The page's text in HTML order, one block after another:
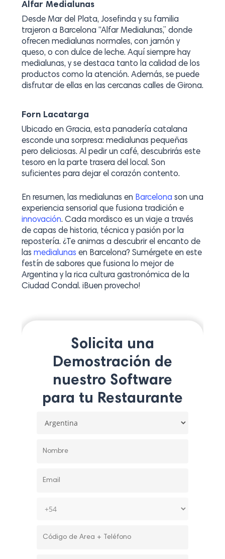
Alfar Medialunas
Desde Mar del Plata, Josefinda y su familia
trajeron a Barcelona “Alfar Medialunas,” donde
ofrecen medialunas normales, con jamón y
queso, o con dulce de leche. Aquí siempre hay
medialunas, y se destaca tanto la calidad de los
productos como la atención. Además, se puede
disfrutar de ellas en las cercanas calles de Girona.
Forn Lacatarga
Ubicado en Gracia, esta panadería catalana
esconde una sorpresa: medialunas pequeñas
pero deliciosas. Al pedir un café, descubrirás este
tesoro en la parte trasera del local. Son
suficientes para dejar el corazón contento.
En resumen, las medialunas en Barcelona son una
experiencia sensorial que fusiona tradición e
innovación. Cada mordisco es un viaje a través
de capas de historia, técnica y pasión por la
repostería. ¿Te animas a descubrir el encanto de
las medialunas en Barcelona? Sumérgete en este
festín de sabores que fusiona lo mejor de
Argentina y la rica cultura gastronómica de la
Ciudad Condal. ¡Buen provecho!
Solicita una
Demostración de
nuestro Software
para tu Restaurante